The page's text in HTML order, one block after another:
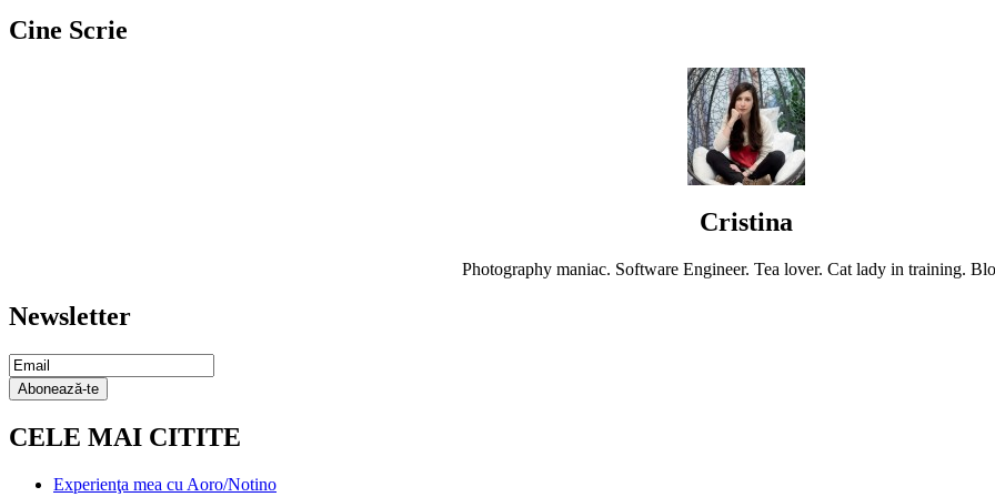
Cine Scrie
Cristina
Photography maniac. Software Engineer. Tea lover. Cat lady in training.
Newsletter
Email
Subscription
Abonează-te
CELE MAI CITITE
Experienţa mea cu Aoro/Notino